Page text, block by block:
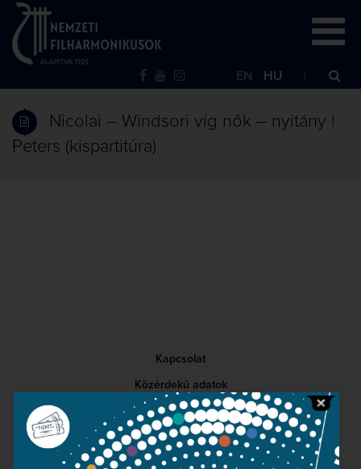
EN HU
Nicolai – Windsori víg nők – nyitány |
Peters (kispartitúra)
Kapcsolat
Közérdekű adatok
Sajtószoba
Adatvédelem
Impresszum